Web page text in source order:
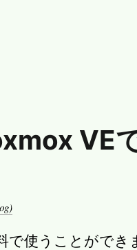
VE
で使うことができ